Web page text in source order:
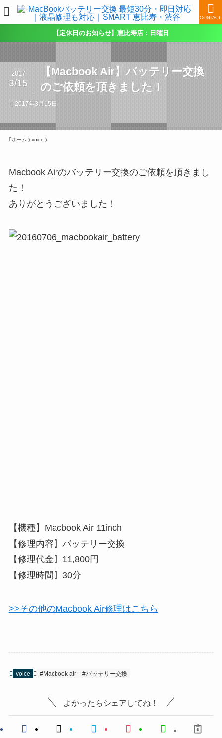
CONTACT
【定休日のお知らせ】恵比寿店：日曜日
【Macbook Air】バッテリー交換
のご依頼を頂きました！
2017
3/15
2017年3月15日
ホーム voice
Macbook Airのバッテリー交換のご依頼を頂きまし
た！
ありがとうございました！
【機種】Macbook Air 11inch
【修理内容】バッテリー交換
【修理代金】11,800円
【修理時間】30分
>>その他のMacbook Air修理はこちら
voice #Macbook air #バッテリー交換
よかったらシェアしてね！